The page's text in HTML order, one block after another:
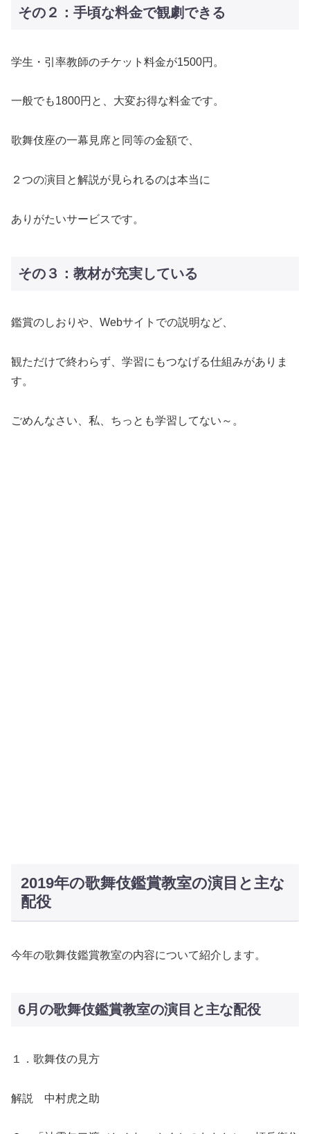
その２：手頃な料金で観劇できる
学生・引率教師のチケット料金が1500円。
一般でも1800円と、大変お得な料金です。
歌舞伎座の一幕見席と同等の金額で、
２つの演目と解説が見られるのは本当に
ありがたいサービスです。
その３：教材が充実している
鑑賞のしおりや、Webサイトでの説明など、
観ただけで終わらず、学習にもつなげる仕組みがありま
す。
ごめんなさい、私、ちっとも学習してない～。
2019年の歌舞伎鑑賞教室の演目と主な
配役
今年の歌舞伎鑑賞教室の内容について紹介します。
6月の歌舞伎鑑賞教室の演目と主な配役
１．歌舞伎の見方
解説 中村虎之助